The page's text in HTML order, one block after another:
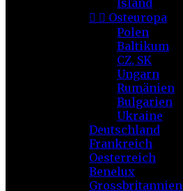
Island
  Osteuropa
Polen
Baltikum
CZ, SK
Ungarn
Rumänien
Bulgarien
Ukraine
Deutschland
Frankreich
Oesterreich
Benelux
Grossbritannien